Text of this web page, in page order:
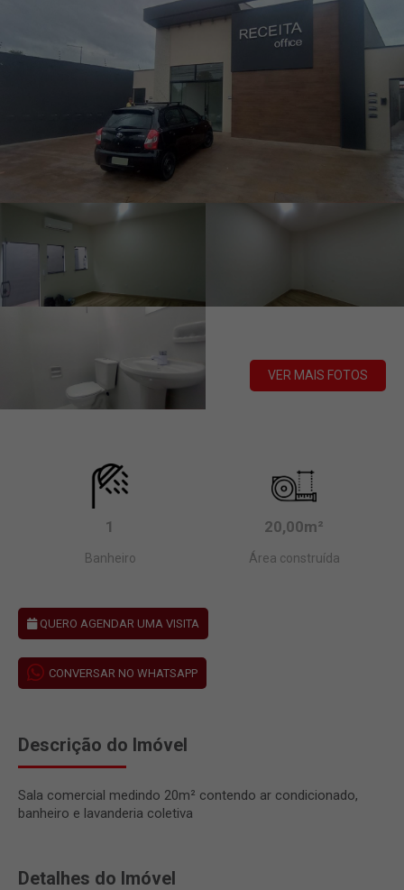
VER MAIS FOTOS
1
Banheiro
20,00m²
Área construída
QUERO AGENDAR UMA VISITA
CONVERSAR NO WHATSAPP
Descrição do Imóvel
Sala comercial medindo 20m² contendo ar condicionado,
banheiro e lavanderia coletiva
Detalhes do Imóvel